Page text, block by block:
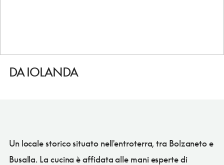
DA IOLANDA
Un locale storico situato nell'entroterra, tra Bolzaneto e
Busalla. La cucina è affidata alle mani esperte di